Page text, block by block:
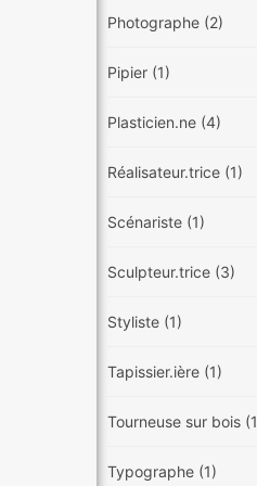
Photographe (2)
Pipier (1)
Plasticien.ne (4)
Réalisateur.trice (1)
Scénariste (1)
Sculpteur.trice (3)
Styliste (1)
Tapissier.ière (1)
Tourneuse sur bois
Typographe (1)